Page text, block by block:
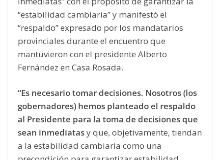
“estabilidad cambiaria” y manifestó el
“respaldo” expresado por los mandatarios
provinciales durante el encuentro que
mantuvieron con el presidente Alberto
Fernández en Casa Rosada.
“Es necesario tomar decisiones. Nosotros (los
gobernadores) hemos planteado el respaldo
al Presidente para la toma de decisiones que
sean inmediatasy que, objetivamente, tiendan
a la estabilidad cambiaria como una